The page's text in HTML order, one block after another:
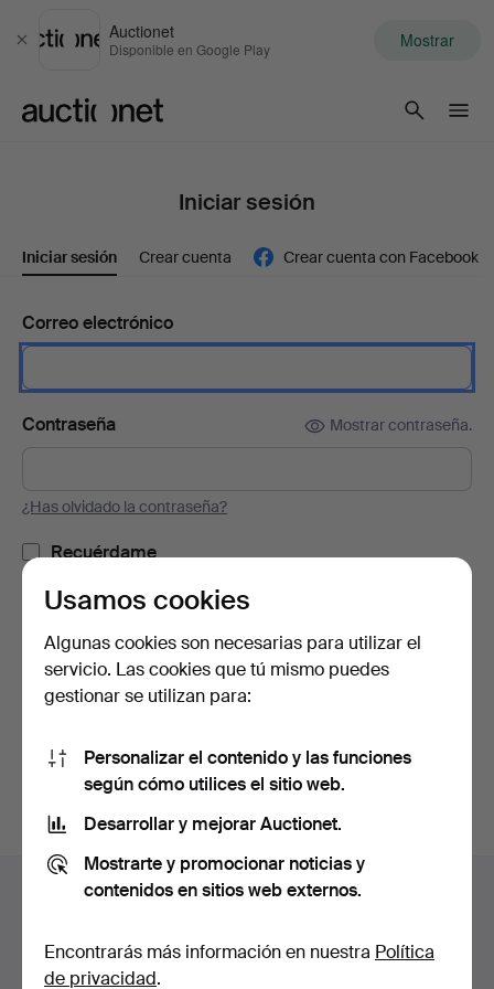
Cerrar
Auctionet
Disponible en Google Play Mostrar
Iniciar sesión
Iniciar sesión Crear cuenta Crear cuenta con Facebook
Correo electrónico
Contraseña Mostrar contraseña.
¿Has olvidado la contraseña?
Recuérdame
o iniciar sesión a través de Facebook
Navegación
pie
Ayuda y contacto
Todas las casas de subastas
Usamos cookies
Algunas cookies son necesarias para utilizar el
servicio. Las cookies que tú mismo puedes
gestionar se utilizan para:
Personalizar el contenido y las funciones
según cómo utilices el sitio web.
Desarrollar y mejorar Auctionet.
Mostrarte y promocionar noticias y
contenidos en sitios web externos.
Encontrarás más información en nuestra Política
de privacidad.